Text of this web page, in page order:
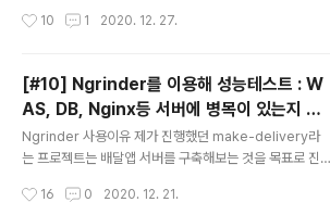
ntime Dara Areas..
만약 동시에 라이더들이 같은 주문에 배차 요청을 한다면
입력되는 문제가 발생할 것이라 판단했습니다. 이는 데이
터의 atomic이 보장되지 않는 문제이며 Race Conditio
n과 비슷한 문제라고 판단했습니다. 기본적으로 이 문제가
발생한 원인을 설명하기 위해 간단한 예제를 설명하겠습니
기에 value++; 의 연산은 단 한번으로 이루..
10 1 2020. 12. 27.
[#10] Ngrinder를 이용해 성능테스트 : W
AS, DB, Nginx등 서버에 병목이 있는지 확
인하는 과정
Ngrinder 사용이유 제가 진행했던 make-delivery라
는 프로젝트는 배달앱 서버를 구축해보는 것을 목표로 진
되는지 , 동시에 몇명의 사용자가 요청해도 서버가 견뎌 낼
16 0 2020. 12. 21.